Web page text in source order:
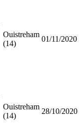
Ouistreham
(14)
01/11/2020
Ouistreham
(14)
28/10/2020